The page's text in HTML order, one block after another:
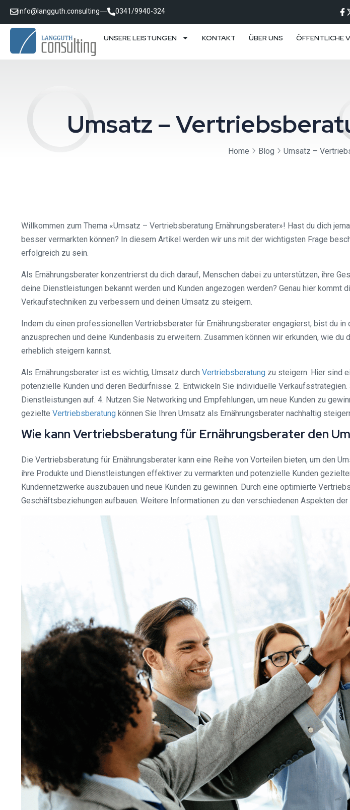
info@langguth.consulting 0341/9940-324
UNSERE LEISTUNGEN KONTAKT ÜBER UNS ÖFFENTLICHE
Umsatz –
Home Blog Umsatz –
Willkommen zum Thema «Umsatz – Vertriebsberatung Ernährungsberater»! Hast du dich
besser vermarkten können? In diesem Artikel werden wir uns mit der wichtigsten Frage
erfolgreich zu sein.
Als Ernährungsberater konzentrierst du dich darauf, Menschen dabei zu unterstützen, ihre
deine Dienstleistungen bekannt werden und Kunden angezogen werden? Genau hier
Verkaufstechniken zu verbessern und deinen Umsatz zu steigern.
Indem du einen professionellen Vertriebsberater für Ernährungsberater engagierst, bist du
anzusprechen und deine Kundenbasis zu erweitern. Zusammen können wir erkunden, wie du
erheblich steigern kannst.
Als Ernährungsberater ist es wichtig, Umsatz durch Vertriebsberatung zu steigern. Hier sind
potenzielle Kunden und deren Bedürfnisse. 2. Entwickeln Sie individuelle
Dienstleistungen auf. 4. Nutzen Sie Networking und Empfehlungen, um neue Kunden zu
gezielte Vertriebsberatung können Sie Ihren Umsatz als Ernährungsberater nachhaltig
Wie kann Vertriebsberatung für Ernährungsberater den
Die Vertriebsberatung für Ernährungsberater kann eine Reihe von Vorteilen bieten, um den
ihre Produkte und Dienstleistungen effektiver zu vermarkten und potenzielle Kunden
Kundennetzwerke auszubauen und neue Kunden zu gewinnen. Durch eine optimierte
Geschäftsbeziehungen aufbauen. Weitere Informationen zu den verschiedenen Aspekten